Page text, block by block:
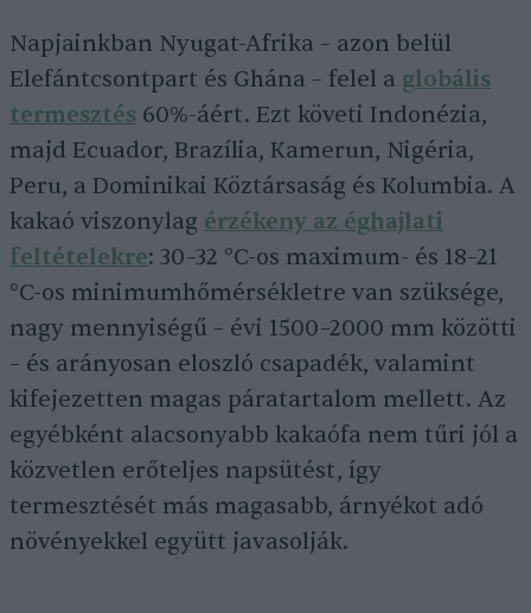
Napjainkban Nyugat-Afrika – azon belül
Elefántcsontpart és Ghána – felel a globális
termesztés 60%-áért. Ezt követi Indonézia,
majd Ecuador, Brazília, Kamerun, Nigéria,
Peru, a Dominikai Köztársaság és Kolumbia. A
kakaó viszonylag érzékeny az éghajlati
feltételekre: 30–32 °C-os maximum- és 18–21
°C-os minimumhőmérsékletre van szüksége,
nagy mennyiségű – évi 1500–2000 mm közötti
– és arányosan eloszló csapadék, valamint
kifejezetten magas páratartalom mellett. Az
egyébként alacsonyabb kakaófa nem tűri jól a
közvetlen erőteljes napsütést, így
termesztését más magasabb, árnyékot adó
növényekkel együtt javasolják.